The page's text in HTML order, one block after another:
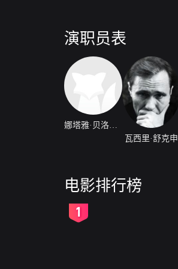
演职员表
娜塔雅·贝洛柯瓦斯蒂
瓦西里·舒克申
电影排行榜